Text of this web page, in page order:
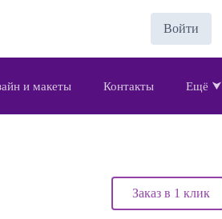
Войти
и макеты Контакты Ещё ⮟
Заказ в 1 клик